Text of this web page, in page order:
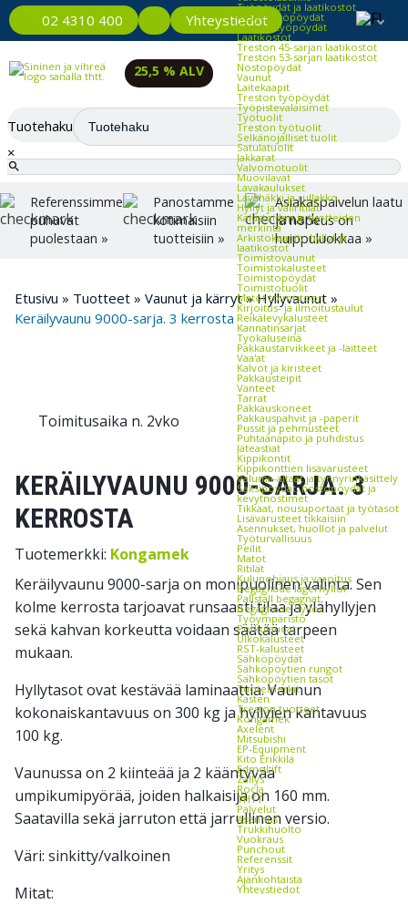
02 4310 400 Yhteystiedot
Työpöydät ja laatikostot
Kevyet työpöydät
Raskaat työpöydät
Laatikostot
Treston 45-sarjan laatikostot
Treston 53-sarjan laatikostot
Nostopöydät
Vaunut
Laitekaapit
Treston työpöydät
Työpistevalaisimet
Työtuolit
Treston työtuolit
Selkänojalliset tuolit
Satulatuolit
Jakkarat
Valvomotuolit
Muovilavat
Lavakaulukset
Lavahäkki ja rullakko
Hyllyt ja väliritilät
Kalusteiden ja tuotteiden
merkintä
Arkistokaapit, -hyllyt ja -
laatikostot
Toimistovaunut
Toimistokalusteet
Toimistopöydät
Toimistotuolit
Matot toimistoon
Kirjoitus- ja ilmoitustaulut
Reikälevykalusteet
Kannatinsarjat
Työkaluseinä
Pakkaustarvikkeet ja -laitteet
Vaa'at
Kalvot ja kiristeet
Pakkausteipit
Vanteet
Tarrat
Pakkauskoneet
Pakkauspahvit ja -paperit
Pussit ja pehmusteet
Puhtaanapito ja puhdistus
Jäteastiat
Kippikontit
Kippikonttien lisävarusteet
Valuma-altaat ja tynnyrinkäsittely
Saksipöydät, nostopöydät ja
kevytnostimet
Tikkaat, nousuportaat ja työtasot
Lisävarusteet tikkaisiin
Asennukset, huollot ja palvelut
Työturvallisuus
Peilit
Matot
Ritilät
Kulunohjaus ja varoitus
Begagnade lagerhyllor
Pallställ begagnat
Begagnade hyllor
Työympäristö
Potkulaudat
Ulkokalusteet
RST-kalusteet
Sähköpöydät
Sähköpöytien rungot
Sähköpöytien tasot
Tuotemerkit
Kasten
Treston tuotteet
Kongamek
Axelent
Mitsubishi
EP-Equipment
Kito Erikkilä
EdmoLift
Zallys
Rocla
THTT
Palvelut
Asennus
Trukkihuolto
Vuokraus
Punchout
Referenssit
Yritys
Ajankohtaista
Yhteystiedot
25,5 % ALV
Tuotehaku
×
Referenssimme
puhuvat
puolestaan »
Panostamme
kotimaisiin
tuotteisiin »
Asiakaspalvelun laatu
ja nopeus on
huippuluokkaa »
Etusivu » Tuotteet » Vaunut ja kärryt»Hyllyvaunut »
Keräilyvaunu 9000-sarja. 3 kerrosta
Toimitusaika n. 2vko
KERÄILYVAUNU 9000-SARJA. 3
KERROSTA
Tuotemerkki: Kongamek
Keräilyvaunu 9000-sarja on monipuolinen valinta. Sen
kolme kerrosta tarjoavat runsaasti tilaa ja ylähyllyjen
sekä kahvan korkeutta voidaan säätää tarpeen
mukaan.
Hyllytasot ovat kestävää laminaattia. Vaunun
kokonaiskantavuus on 300 kg ja hyllyjen kantavuus
100 kg.
Vaunussa on 2 kiinteää ja 2 kääntyvää
umpikumipyörää, joiden halkaisija on 160 mm.
Saatavilla sekä jarruton että jarrullinen versio.
Väri: sinkitty/valkoinen
Mitat: